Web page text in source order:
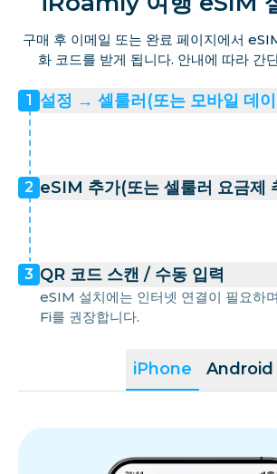
구매 후 이메일 또는 완료 페이지에서
화 코드를 받게 됩니다. 안내에 따라 간
iPhone Android
1 설정 → 셀룰러(또는 모바일 데
2 eSIM 추가(또는 셀룰러 요금제
3 QR 코드 스캔 / 수동 입력
eSIM 설치에는 인터넷 연결이 필요하
Fi를 권장합니다.